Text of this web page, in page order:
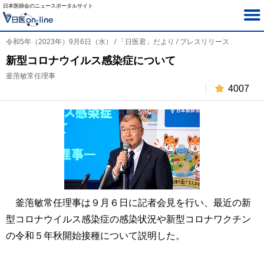
日本医師会のニュースポータルサイト
令和5年（2023年）9月6日（水） / 「日医君」だより / プレスリリース
新型コロナウイルス感染症について
釜萢敏常任理事
4007
釜萢敏常任理事は９月６日に記者会見を行い、最近の新
型コロナウイルス感染症の感染状況や新型コロナワクチン
の令和５年秋開始接種について説明した。